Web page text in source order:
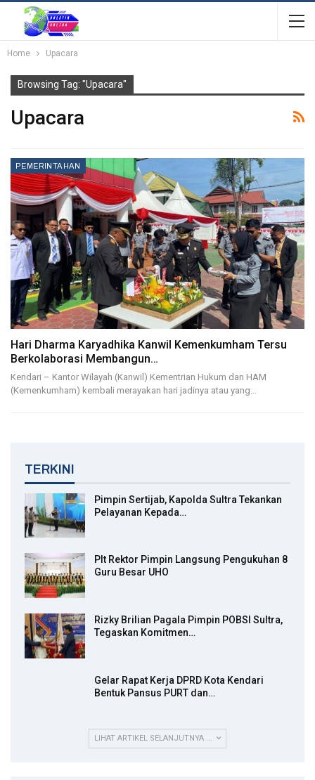
Home Upacara
Browsing Tag: "Upacara"
Upacara
PEMERINTAHAN
Hari Dharma Karyadhika Kanwil Kemenkumham Tersu
Berkolaborasi Membangun…
Kendari – Kantor Wilayah (Kanwil) Kementrian Hukum dan HAM
(Kemenkumham) kembali merayakan hari jadinya atau yang…
TERKINI
Pimpin Sertijab, Kapolda Sultra Tekankan
Pelayanan Kepada…
Plt Rektor Pimpin Langsung Pengukuhan 8
Guru Besar UHO
Rizky Brilian Pagala Pimpin POBSI Sultra,
Tegaskan Komitmen…
Gelar Rapat Kerja DPRD Kota Kendari
Bentuk Pansus PURT dan…
LIHAT ARTIKEL SELANJUTNYA ...